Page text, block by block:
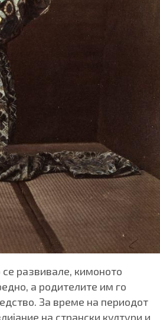
развивале, кимоното
а родителите им го
За време на периодот
на странски култури и